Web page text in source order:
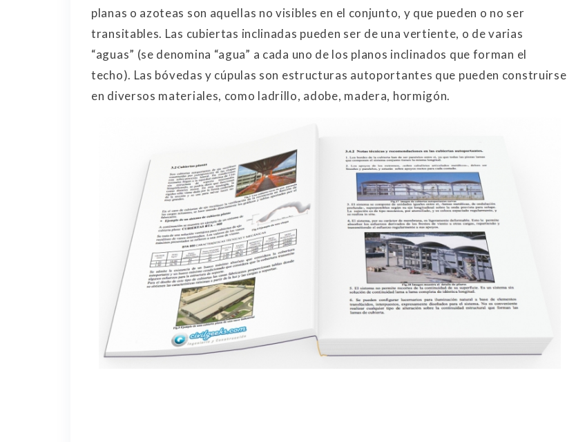
planas o azoteas son aquellas no visibles en el conjunto, y que pueden o no ser
transitables. Las cubiertas inclinadas pueden ser de una vertiente, o de varias
“aguas” (se denomina “agua” a cada uno de los planos inclinados que forman el
techo). Las bóvedas y cúpulas son estructuras autoportantes que pueden construirse
en diversos materiales, como ladrillo, adobe, madera, hormigón.